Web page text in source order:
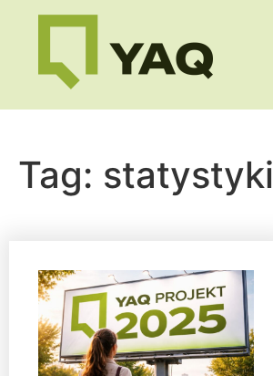
Tag: statystyki